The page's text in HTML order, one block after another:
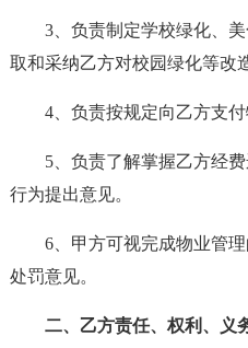
3、负责制定学校绿化、
取和采纳乙方对校园绿化等改
4、负责按规定向乙方支付
5、负责了解掌握乙方经
行为提出意见。
6、甲方可视完成物业管
处罚意见。
二、乙方责任、权利、义